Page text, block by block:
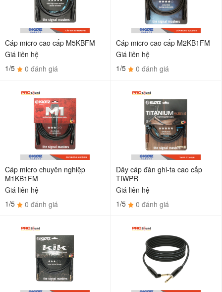
Cáp micro cao cấp M5KBFM
Giá liên hệ
1/5
0 đánh giá
Cáp micro cao cấp M2KB1FM
Giá liên hệ
1/5
0 đánh giá
Cáp micro chuyên nghiệp
M1KB1FM
Giá liên hệ
1/5
0 đánh giá
Dây cáp đàn ghi-ta cao cấp
TIWPR
Giá liên hệ
1/5
0 đánh giá